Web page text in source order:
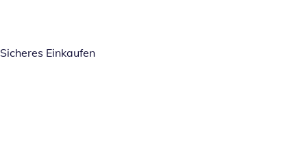
Sicheres Einkaufen